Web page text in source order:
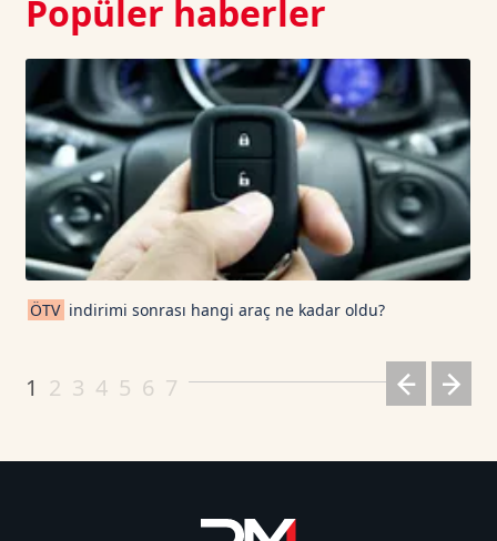
Popüler haberler
ÖTV indirimi sonrası hangi araç ne kadar oldu?
1 2 3 4 5 6 7